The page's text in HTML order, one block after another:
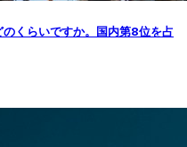
くらいですか。国内第8位を占